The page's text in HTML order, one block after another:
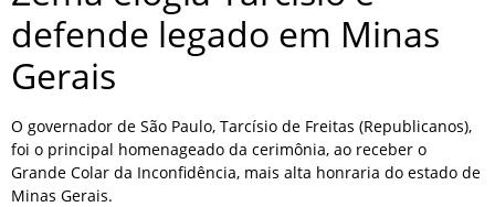
defende legado em Minas
Gerais
O governador de São Paulo, Tarcísio de Freitas (Republicanos),
foi o principal homenageado da cerimônia, ao receber o
Grande Colar da Inconfidência, mais alta honraria do estado de
Minas Gerais.